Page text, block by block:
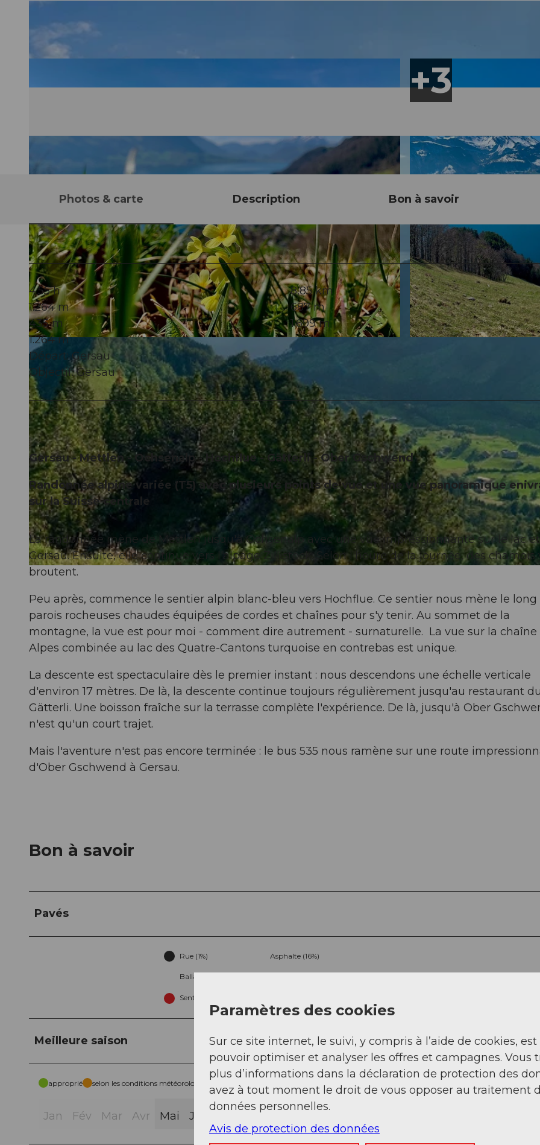
© Denise Gerth, Gersau Tourismus
© Denise Gerth, Gersau Tourismus
Photos & carte Description Bon à savoir
4:55 h
8,85 km
1.264 m
687 m
435 m
1.699 m
1.264 m
Départ: Gersau
Objectif: Gersau
Gersau - Mettlen - Ochsenalp - Hochflue - Gätterli - Ober Gschwend
Randonnée alpine variée (T5) avec plusieurs points de vue et une vue panoramique
sur la Suisse centrale
La randonnée mène de Mettlen jusqu'à Ochsenalp avec une vue impressionnante sur le lac et
Gersau. Ensuite, elle continue vers l'alpage Zillistock. Selon l'heure de la journée, des chamois
broutent.
Peu après, commence le sentier alpin blanc-bleu vers Hochflue. Ce sentier nous mène le long
parois rocheuses chaudes équipées de cordes et chaînes pour s'y tenir. Au sommet de la
montagne, la vue est pour moi - comment dire autrement - surnaturelle. La vue sur la chaîne
Alpes combinée au lac des Quatre-Cantons turquoise en contrebas est unique.
La descente est spectaculaire dès le premier instant : nous descendons une échelle verticale
d'environ 17 mètres. De là, la descente continue toujours régulièrement jusqu'au restaurant
Gätterli. Une boisson fraîche sur la terrasse complète l'expérience. De là, jusqu'à Ober
n'est qu'un court trajet.
Mais l'aventure n'est pas encore terminée : le bus 535 nous ramène sur une route
d'Ober Gschwend à Gersau.
Bon à savoir
Pavés
Rue (1%) Asphalte (16%)
Ballast (3%)
Sentier (60%)
Meilleure saison
approprié selon les conditions météorologiques
Jan Fév Mar Avr Mai Jui Aoû
Paramètres des cookies
Sur ce site internet, le suivi, y compris à l’aide de cookies,
pouvoir optimiser et analyser les offres et campagnes. Vous
plus d’informations dans la déclaration de protection des
avez à tout moment le droit de vous opposer au traitement
données personnelles.
Avis de protection des données